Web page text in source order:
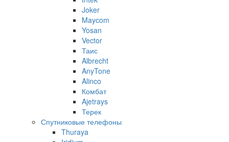
Joker
Maycom
Yosan
Vector
Таис
Albrecht
AnyTone
Alinco
Комбат
Ajetrays
Терек
Спутниковые телефоны
Thuraya